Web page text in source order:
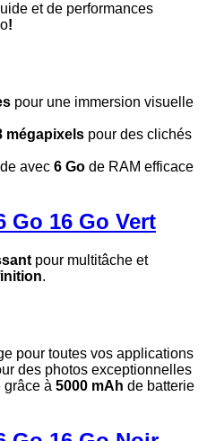
et de performances
!
pour une immersion visuelle
mégapixels pour des clichés
avec 6 Go de RAM efficace
Go 16 Go Vert
pour multitâche et
.
pour toutes vos applications
des photos exceptionnelles
grâce à 5000 mAh de batterie